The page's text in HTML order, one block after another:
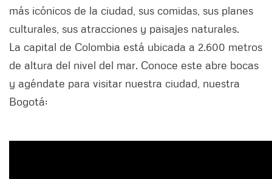
más icónicos de la ciudad, sus comidas, sus planes
culturales, sus atracciones y paisajes naturales.
La capital de Colombia está ubicada a 2.600 metros
de altura del nivel del mar. Conoce este abre bocas
y agéndate para visitar nuestra ciudad, nuestra
Bogotá: